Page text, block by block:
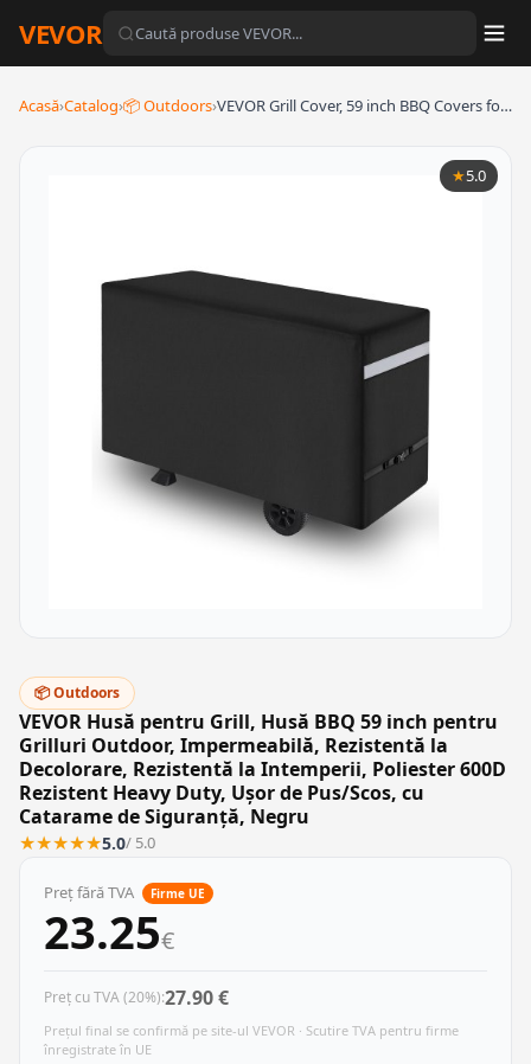
VEVOR
Acasă›Catalog›📦 Outdoors›VEVOR Grill Cover, 59 inch BBQ Covers fo…
★5.0
📦 Outdoors
VEVOR Husă pentru Grill, Husă BBQ 59 inch pentru
Grilluri Outdoor, Impermeabilă, Rezistentă la
Decolorare, Rezistentă la Intemperii, Poliester 600D
Rezistent Heavy Duty, Ușor de Pus/Scos, cu
Catarame de Siguranță, Negru
★★★★★5.0/ 5.0
Preț fără TVA Firme UE
23.25€
Preț cu TVA (20%):27.90 €
Prețul final se confirmă pe site-ul VEVOR · Scutire TVA pentru firme
înregistrate în UE